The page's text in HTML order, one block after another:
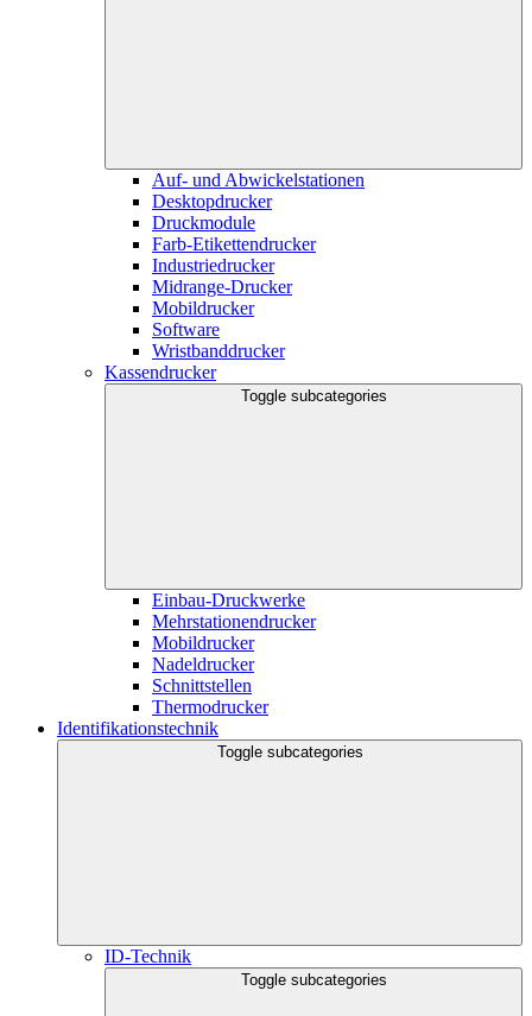
Auf- und Abwickelstationen
Desktopdrucker
Druckmodule
Farb-Etikettendrucker
Industriedrucker
Midrange-Drucker
Mobildrucker
Software
Wristbanddrucker
Kassendrucker
Toggle subcategories
Einbau-Druckwerke
Mehrstationendrucker
Mobildrucker
Nadeldrucker
Schnittstellen
Thermodrucker
Identifikationstechnik
Toggle subcategories
ID-Technik
Toggle subcategories